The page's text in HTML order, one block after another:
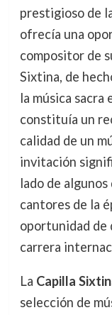
prestigioso de
ofrecía una
compositor de
Sixtina, de
la música sacra
constituía un
calidad de un
invitación
lado de
cantores de la
oportunidad de
carrera
La Capilla
selección de